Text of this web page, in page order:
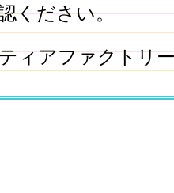
ください。
ィアファクトリ